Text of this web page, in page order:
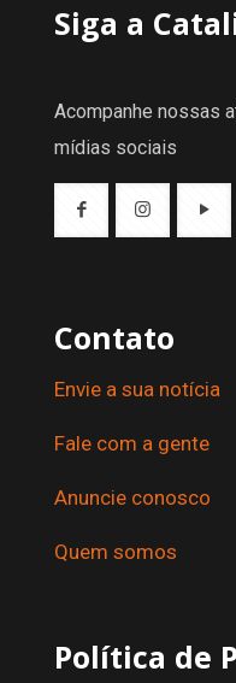
Siga a
Acompanhe nossas
mídias sociais
Contato
Envie a sua notícia
Fale com a gente
Anuncie conosco
Quem somos
Política de